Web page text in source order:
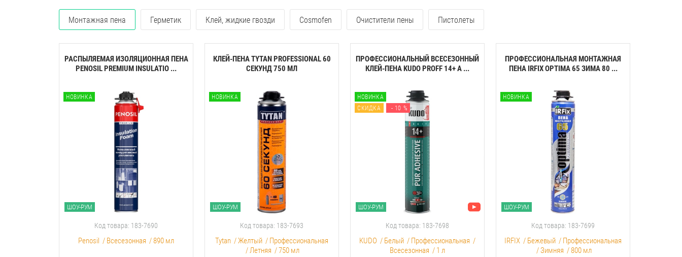
Монтажная пена Герметик Клей, жидкие гвозди Cosmofen Очистители пены Пистолеты
РАСПЫЛЯЕМАЯ ИЗОЛЯЦИОННАЯ ПЕНА
PENOSIL PREMIUM INSULATIO ...
НОВИНКА
ШОУ-РУМ
Код товара: 183-7690
Penosil / Всесезонная /890 мл
КЛЕЙ-ПЕНА TYTAN PROFESSIONAL 60
CЕКУНД 750 МЛ
НОВИНКА
ШОУ-РУМ
Код товара: 183-7693
Tytan /Желтый / Профессиональная
/ Летняя /750 мл
ПРОФЕССИОНАЛЬНЫЙ ВСЕСЕЗОННЫЙ
КЛЕЙ-ПЕНА KUDO PROFF 14+ A ...
НОВИНКА
СКИДКА
- 10 %
ШОУ-РУМ
Код товара: 183-7698
KUDO / Белый / Профессиональная /
Всесезонная / 1 л
ПРОФЕССИОНАЛЬНАЯ МОНТАЖНАЯ
ПЕНА IRFIX OPTIMA 65 ЗИМА 80 ...
НОВИНКА
ШОУ-РУМ
Код товара: 183-7699
IRFIX / Бежевый / Профессиональная
/Зимняя /800 мл